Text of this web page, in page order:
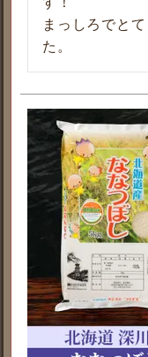
まっしろでと
た。